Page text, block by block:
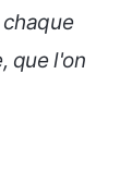
que l'on